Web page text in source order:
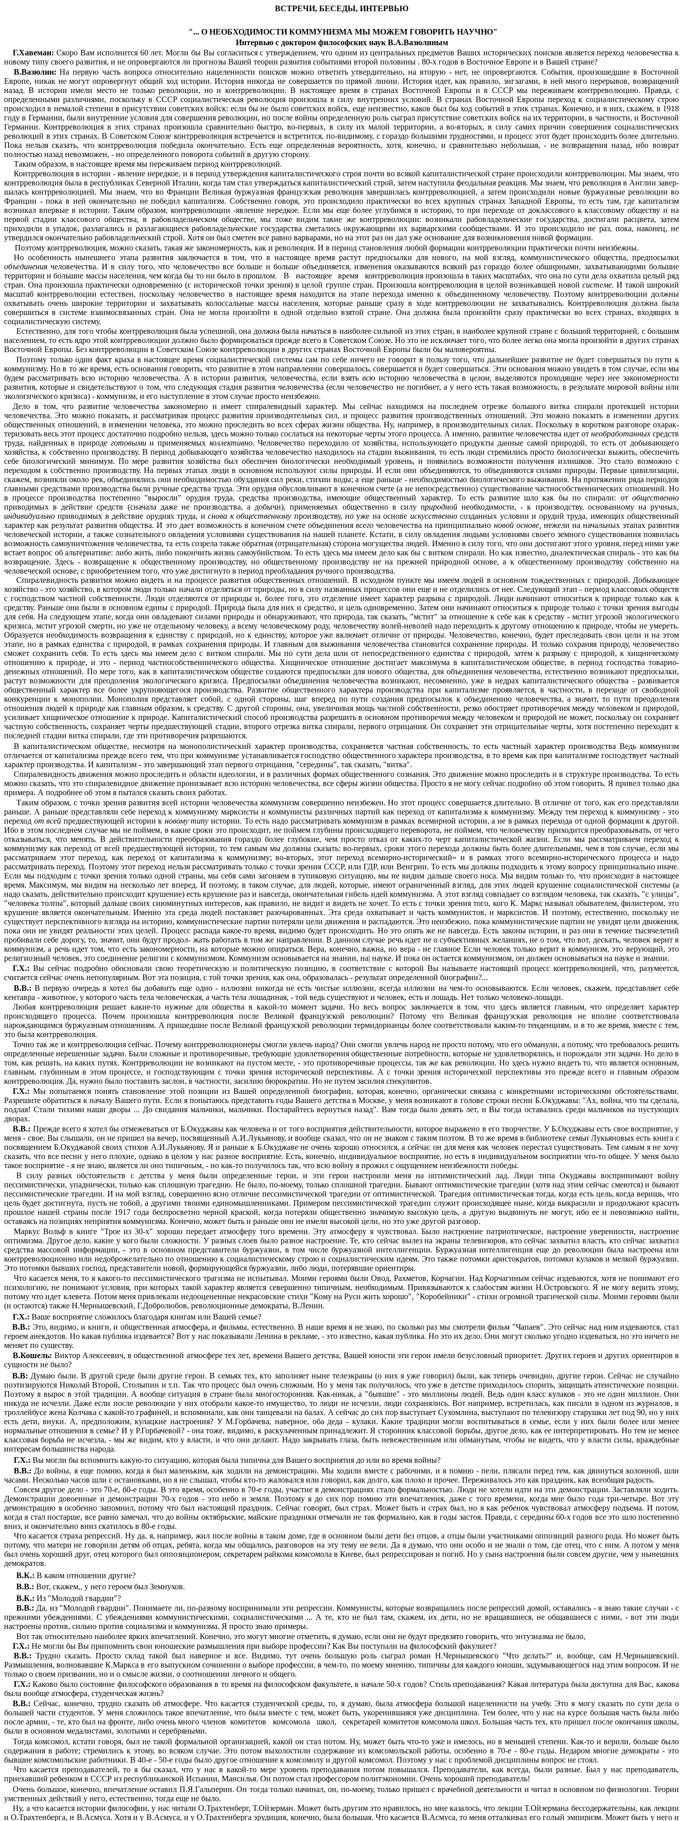
ВСТРЕЧИ, БЕСЕДЫ, ИНТЕРВЬЮ
"... О НЕОБХОДИМОСТИ КОММУНИЗМА МЫ МОЖЕМ ГОВОРИТЬ НАУЧНО"
Интервью с доктором философских наук В.А.Вазюлиным
Г.Хавеман: Скоро Вам исполнится 60 лет. Могли бы Вы согласиться с утверждением, что одним из централь­ных предметов Ваших исторических поисков является переход человечества к
новому типу своего развития, и не опровергаются ли прогнозы Вашей теории развития событиями второй половины . 80-х годов в Восточное Европе и в Вашей стране?
В.Вазюлин: На первую часть вопроса относительно нацеленности поисков можно ответить утвердительно, на вторую - нет, не опровергаются. События, произошед­шие в Восточной
Европе, никак не могут опровергнут общий ход истории. История никогда не совершается по прямой линии. История идет, как правило, зигзагами, в ней много перерывов, возвращений
назад. В истории имели место не только революции, но и контрреволюции. В настоящее время в странах Восточной Европы и в СССР мы переживаем контрреволюцию. Правда, с
определенными различиями, поскольку в СССР социалистическая революция произошла в силу внутренних условий. В странах Восточной Европы переход к социалистическому строю
происходил в немалой степени в присутствии советских войск: если бы не было советских войск, еще неизвестно, каков был бы ход событий в этик странах. Конечно, и в них, скажем, в 1918
году в Германии, были внутренние условия для совершения революции, но после войны определенную роль сыграл присутствие советских войск на их территории, в частности, и Восточной
Германии. Контрреволюция в этих странах произошла сравнительно быстро, во-первых, в силу их малой территории, а во-вторых, в силу самих причин совершения социалистических
революций в этих странах. В Советском Союзе контрреволюция встречается и встретится, по-видимому, с гораздо большими трудностями, и процесс этот будет происходить более длительно.
Пока нельзя сказать, что контрреволюция победила окончательно. Есть еще определенная вероят­ность, хотя, конечно, и сравнительно небольшая, - не возвращения назад, ибо возврат
полностью назад невоз­можен, - но определенного поворота событий в другую сторону.
Таким образом, в настоящее время мы переживаем период контрреволюций.
Контрреволюция в истории - явление нередкое, и в период утверждения капиталистического строя почти во всякой капиталистической стране происходили контрре­волюции. Мы знаем, что
контрреволюция была в рес­публиках Северной Италии, когда там стал утверждать­ся капиталистический строй, затем наступила феодаль­ная реакция. Мы знаем, что революция в Англии завер­
шалась контрреволюцией. Мы знаем, что во Франции Великая буржуазная французская революция заверши­лась контрреволюцией, а затем происходили новые буржуазные революции во
Франции - пока в ней окон­чательно не победил капитализм. Собственно говоря, это происходило практически во всех крупных странах Западной Европы, то есть там, где капитализм
возникал впервые в истории. Таким образом, контрреволюции -явление нередкое. Если мы еще более углубимся в исто­рию, то при переходе от доклассового к классовому обществу и на
первой стадии классового общества, в рабовладельческом обществе, мы тоже видим такие же контрреволюции: возникали рабовладельческие госу­дарства, достигали расцвета, затем
приходили в упадок, разлагались и разлагающиеся рабовладельческие госу­дарства сметались окружающими их варварскими сооб­ществами. И это происходило не раз, пока, наконец, не
утвердился окончательно рабовладельческий строй. Хотя он был сметен все равно варварами, но на этот раз он дал уже основание для возникновения новой формации.
Поэтому контрреволюция, можно сказать, такая же закономерность, как и революция. И в период становления любой формации контрреволюции практически почти неизбежны.
Но особенность нынешнего этапа развития заклю­чается в том, что в настоящее время растут предпосылки для нового, на мой взгляд, коммунистического общества, предпосылки
объединения человечества. И в силу того, что человечество все больше и больше объединяется, изменения оказываются всякий раз гораздо более обширными, захватывающими большие
территории и большие массы населения, чем когда бы то ни было в прошлом.
В настоящее время
контрреволюция произошла в таких масштабах, что она по сути дела охватила целый ряд
стран. Она произошла практически одновременно (с исторической точки зрения) в целой группе стран. Произошла контрреволюция в целой возникавшей новой системе. И такой широкий
масштаб контрреволюции естествен, поскольку человечество в настоящее время находится на этапе перехода именно к объединенному человечеству. Поэтому контрреволюции должны
охватывать очень широкие территории и захватывать колоссальные массы населения, которые раньше сразу в ходе контрреволюции не захватывались. Контрреволюция должна была
совершиться в системе взаимосвязанных стран. Она не могла произойти в одной отдельно взятой стране. Она должна была произойти сразу практически во всех странах, входящих в
социалистическую систему.
Естественно, для того чтобы контрреволюция была успешной, она должна была начаться в наиболее силь­ной из этих стран, в наиболее крупной стране с большой территорией, с большим
населением, то есть ядро этой контрреволюции должно было формироваться прежде всего в Советском Союзе. Но это не исключает того, что более легко она могла произойти в других странах
Восточной Европы. Без контрреволюции в Советском Союзе контрреволюции в других странах Восточной Европы были бы маловероятны.
Поэтому только один факт краха в настоящее время социалистической системы сам по себе ничего не говорит в пользу того, что дальнейшее развитие не будет совершаться по пути к
коммунизму. Но в то же время, есть основания говорить, что развитие в этом направле­нии совершалось, совершается и будет совершаться. Эти основания можно увидеть в том случае, если мы
будем рассматривать всю историю человечества. А в истории развития, человечества, если взять всю историю человечества в целом,
выделяются проходящие через нее закономерности
развития, которые и свидетельствуют о том, что следующая стадия развития человечества (если человечество не погибнет, а у него есть такая возмож­ность, в результате мировой войны или
экологического кризиса) - коммунизм, и его наступление в этом случае просто неизбежно.
Дело в том, что развитие человечества закономерно и имеет спиралевидный характер. Мы сейчас находимся на последнем отрезке большого витка спирали протекшей истории
человечества. Это можно показать, и рассматри­вая процесс развития производительных сил, и процесс развития производственных отношений. Это можно показать в изменении других
общественных отношений, в изменении человека, это можно проследить во всех сферах жизни общества. Ну, например, в производи­тельных силах. Поскольку в коротком разговоре охарак­
теризовать весь этот процесс достаточно подробно нельзя, здесь можно только сослаться на некоторые черты этого процесса. А именно, развитие человечества идет от необработанныхсредств
труда, найденных в природе готовымии применяемых коллективно. Чело­вечество переходило от хозяйства, использующего про­дукты данные самой природой, то есть от добывающего
хозяйства, к собственно производству. В период добы­вающего хозяйства человечество находилось на стадии выживания, то есть люди стремились просто биологи­чески выжить, обеспечить
себе биологический минимум. По мере развития хозяйства был обеспечен биологически необходимый уровень, и появились возможности получе­ния излишков. Это стало возможно с
переходом к собственно производству. На первых этапах люди в основном используют силы природы. И если они объединяются, то объединяются силами природы. Первые циви­лизации,
скажем, возникли около рек, объединялись они необходимостью обуздания сил реки, стихии воды; а еще раньше - необходимостью биологического выживания. На протяжении ряда периодов
главными средствами производства были ручные средства труда. Эти орудия обусловливают в конечном счете (а не непосредственно) существование частнособственнических отношений. Но
в процессе производства постепенно "выросли" орудия труда, средства производства, имеющие общественный характер. То есть развитие шло как бы по спирали: от общественно
приводимых в действие средств (сначала даже не производства, а добычи), применяемых общест­венно в силу природной необходимости, - к производст­ву, основанному на ручных,
индивидуально приводимых в действие орудиях труда, иснова к общественному производству, но уже на основе искусственносозданных условии и орудий труда, имеющих общественный
харак­тер как результат развития общества. И это дает возможность в конечном счете объединениявсего чело­вечества на принципиально новой основе, нежели на начальных этапах развития
человеческой истории, а также сознательного овладения условиями существова­ния на нашей планете. Кстати, в силу овладения людьми условиями своего земного существования поя­вилась
возможность самоуничтожения человечества, та есть созрела также обратная (отрицательная) сторона могущества людей. Именно в силу того, что они достигают этого уровня, перед ними уже
встает вопрос об альтернативе: либо жить, либо покончить жизнь самоубийством. То есть здесь мы имеем дело как бы с витком спирали. Но как известно, диалектическая спираль - это как бы
возвращение. Здесь - возвращение к общественному производству, но общественному производству не на прежней природной основе, а к общественному производству собственно на
человеческой основе, с приобретением того, что уже достигнуто в период преобладания ручного производства.
Спиралевидность развития можно видеть и на процессе развития общественных отношений. В исходном пункте мы имеем людей в основном тождественных с природой. Добывающее
хозяйство - это хозяйство, в ко­тором люди только начали отделяться от природы, но в силу названных процессов они еще и не отделились от нее. Следующий этап - период классовых обществ
с гос­подством частной собственности. Люди отделяются от природы и, более того, это отделение имеет характер разрыва с природой. Люди начинают относиться к при­роде только как к
средству. Раньше они были в основ­ном едины с природой. Природа была для них и средст­во, и цель одновременно. Затем они начинают относить­ся к природе только с точки зрения выгоды
для себя. На следующем этапе, когда они овладевают силами природы и обнаруживают, что природа, так сказать, "мстит" за отношение к себе как к средству - мстит угрозой экологического
кризиса, мстит угрозой смерти, но уже не отдельному человеку, а всему человеческому роду, человечеству волей-неволей надо переходить к другому отношению к природе, чтобы не умереть.
Обра­зуется необходимость возвращения к единству с приро­дой, но к единству, которое уже включает отличие от природы. Человечество, конечно, будет преследовать свои цели и на этом
этапе, но в рамках единства с природой, в рамках сохранения природы. И главным для выживания человечества становится сохранение приро­ды. И только сохраняя природу, человечество
сможет сохранить себя. То есть здесь мы имеем дело с витком спирали. Мы по сути дела шли от непосредственного единства с природой, затем к разрыву с природой, к хищническому
отношению к природе, и это - период частнособственнического общества. Хищническое отно­шение достигает максимума в капиталистическом об­ществе, в период господства товарно-
денежных отно­шений. По мере того, как в капиталистическом обществе создаются предпосылки для нового общества, для объе­динения человечества, естественно возникают предпо­сылки,
растут возможности для преодоления экологичес­кого кризиса. Предпосылки объединения человечества возникают, несомненно, уже в недрах капиталистичес­кого общества - развивается
общественный характер все более укрупняющегося производства. Развитие общест­венного характера производства при капитализме проявляется, в частности, в переходе от свободной
конкуренции к монополии. Монополия представляет собой, с одной стороны, шаг вперед по пути создания предпосылок к объединению человечества, а значит, то пути преодоления
отношения людей к природе как главным образом, к средству. С другой стороны, она, увеличивая мощь частной собственности, резко обост­ряет противоречия между человеком и природой,
усиливает хищническое отношение к природе. Капита­листический способ производства разрешить в основном противоречия между человеком и природой не может, поскольку он сохраняет
частную собственность, сохра­няет черты предшествующей стадии, второго отрезка витка спирали, первого отрицания. Он сохраняет эти отрицательные черты, хотя постепенно переходит к
последней стадии витка спирали, где эти противоречия разрешаются.
В капиталистическом обществе, несмотря на монополистический характер производства, сохраняется частная собственность, то есть частный характер производства Ведь коммунизм
отличается от капитализма прежде все­го тем, что при коммунизме устанавливается господство общественного характера производства, в то время как при капитализме господствует частный
характер произ­водства. И капитализм - это завершающий этап первого отрицания, "середины", так сказать, "витка".
Спиралевидность движения можно проследить и области идеологии, и в различных формах общественного сознания. Это движение можно проследить и в структуре производства. То есть
можно сказать, что это спиралевидное движение пронизывает всю историю человечества, все сферы жизни общества. Просто я не могу сейчас подробно об этом говорить. Я привел только два
примера. А подробнее об этом я пытался сказать своих работах.
Таким образом, с точки зрения развития всей истории человечества коммунизм совершенно неизбежен. Но этот процесс совершается длительно. В отличие от того, как его представляли
раньше. А раньше представляли себе переход к коммунизму марксисты и коммунисты различных партий как переход от капитализма к комму­низму. Между тем переход к коммунизму - это
переход от всей предшествующей истории к новому типу исто­рии. То есть надо рассматривать коммунизм в рамках всемирной истории, а не в рамках перехода от одной формации к другой.
Ибо в этом последнем случае мы не поймем, в какие сроки это происходит, не поймем глу­бины происходящего переворота, не поймем, что челове­честву приходится преобразовывать, от чего
отказы­ваться, что менять. В действительности преобразования гораздо более глубокие, чем просто отказ от каких-то черт капиталистической жизни. Если мы рассматриваем переход к
коммунизму как переход от всей предшест­вующей истории, то тем самым мы должны сказать: во-первых, сроки этого перехода должны быть более длительными, чем в том случае, если мы
рассматриваем этот переход, как переход от капитализма к коммунизму; во-вторых, этот переход всемирно-исторический» и в рамках этого всемирно-исторического процесса и надо
рассматривать переход. Поэтому этот переход нель­зя рассматривать только с точки зрения СССР, или ГДР, или Венгрии. То есть мы должны подходить к это­му вопросу принципиально иначе.
Если мы подходим с точки зрения только одной страны, мы себя сами заго­няем в тупиковую ситуацию, мы не видим дальше свое­го носа. Мы видим только то, что происходит в настоя­щее
время. Максимум, мы видим на несколько лет вперед. И поэтому, в таком случае, для людей, которые, имеют ограниченный взгляд, для этих людей крушение социалистической системы (а
надо сказать, действитель­но происходит крушение) есть крушение раз и навсегда, окончательная гибель идей коммунизма. А этот взгляд совпадает со взглядом человека, так сказать, "с улицы",
"человека толпы", который дальше своих сиюминутных интересов, как правило, не видит и видеть не хочет. То есть с точки зрения того, кого К. Маркс называл обыва­телем, филистером, это
крушение является окончательным. Именно эта среда людей поставляет разочарован­ных. Эта среда охватывает и часть коммунистов, и марксистов. И поэтому, естественно, поскольку не
существует перспективного взгляда на историю, коммунистические партии потеряли цели движения и распа­даются. Это неизбежно, пока коммунистические партии не увидят цели движения,
пока они не увидят реальнос­ти этих целей. Процесс распада какое-то время, видимо будет происходить. Но это опять же не навсегда.Есть законы истории, и раз они в течение тысячелетий
пробивали себе дорогу, то, значит, они будут продол- жать работать в том же направлении. В данном случае речь идет не о субъективных желаниях, не о том, что вот, дескать, человек верит в
коммунизм, а речь идет том, что есть закономерности, на которые можно опираться. Вера, конечно, важна, но вера - не главное Если человек только верит в коммунизм, это верующий, это
религиозный человек, это соединение религии с коммунизмом. Коммунизм основывается на знании, на| науке. И пока он остается коммунизмом, он должен основываться на науке и знании.
Г.Х.: Вы сейчас подробно обосновали свою теорети­ческую и политическую позицию, в соответствие с которой Вы называете настоящий процесс контрреволю­цией, что, разумеется,
считается сейчас очень непопу­лярным. Вот эта позиция, с той точки зрения, как она, образовалась - результат определенной биографии?...
В.В.: В первую очередь я хотел бы добавить еще одно - иллюзии никогда не есть чистые иллюзии, всегда иллюзии на чем-то основываются. Если человек, скажем, представляет себе
кентавра - животное, у которого часть тела человеческая, а часть тела лошадиная, - той ведь существуют и человек, есть и лошадь. Нет только человеко-лошади.
Любая контрреволюция решает какие-то нужные для общества в какой-то момент задачи. Но весь вопрос заключается в том, что здесь является главным, что определяет характер
происходящего процесса. Почем произошла контрреволюция после Великой французской революции? Потому что Великая французская револю­ция не вполне соответствовала
нарождающимся бур­жуазным отношениям. А пришедшие после Великой французской революции термидорианцы более соот­ветствовали каким-то тенденциям, и в то же время, вместе с тем,
это была контрреволюция.
Точно так же и контрреволюция сейчас. Почему контрреволюционеры смогли увлечь народ? Они смогли увлечь народ не просто потому, что его обманули, а потому, что требовалось решить
определенные нере­шенные задачи. Были сложные и противоречивые, тре­бующие удовлетворения общественные потребности, ко­торые не удовлетворялись, и порождали эти задачи. Но дело в
том, как решать, на каких путях. Контрреволю­ции не возникают на пустом месте, - это противоречи­вые процессы, так же как революции. Но здесь нужно видеть то, что является основным,
главным, глубинным в этом процессе, и господствующим с точки зрения исторической перспективы. А с точки зрения историчес­кой перспективы это прежде всего и главным образом
контрреволюция. Да, нужно было поставить заслон, в частности, засилию бюрократии. Но не путем засилия спекулянтов.
Г.Х.: Мы попытаемся понять становление этой позиции из Вашей определенной биографии, которая, конечно, органически связана с конкретными историчес­кими обстоятельствами.
Разрешите обратиться к началу Вашего пути. Если я попытаюсь представить годы Вашего детства в Москве, у меня возникают в голове строки песни Б.Окуджавы: "Ах, война, что ты сделала,
подлая! Стали тихими наши дворы ... До свидания маль­чики, мальчики. Постарайтесь вернуться назад". Вам тогда было девять лет, и Вы тогда оставались среди мальчиков на пустующих
дворах.
В.В.: Прежде всего я хотел бы отмежеваться от Б.Окуджавы как человека и от того восприятия действи­тельности, которое выражено в его творчестве. У Б.Окуджавы есть свое восприятие, у
меня - свое. Вы слышали, он не пришел на вечер, посвященный А.И.Лукьянову, и вообще сказал, что он не знаком с таким поэтом. В то же время в библиотеке семьи Лукья­новых есть книга с
посвящением Б.Окуджавой своих стихов А.И.Лукьянову. Я и раньше к Б.Окуджаве не очень хорошо относился, а сейчас он для меня как человек перестал существовать. Тем самым я не хочу
сказать, что все песни у него плохие, однако в целом у нас разное восприятие. Есть, конечно, индивидуальное восприятие, но есть в индивидуальном восприятии что-то общее. У меня было
такое восприятие - я не знаю, является ли оно типичным, - но как-то получилось так, что всю войну я прожил с ощущением неизбежности победы.
В силу разных обстоятельств с детства у меня были определенные герои, и эти герои настроили меня на оптимистический лад. Люди типа Окуджавы восприни­мают войну
пессимистически, упаднически, только как сплошную трагедию. Не было, по-моему, только сплош­ной трагедии. Бывают оптимистические трагедии (хотя над этим сейчас смеются) и бывают
пессимистические трагедии. И на мой взгляд, совершенно ясно отличие пессимистической трагедии от оптимистической. Траге­дия оптимистическая тогда, когда есть цель, когда веришь, что
цель будет достигнута, пусть не тобой, а другими твоими единомышленниками. Примером пессимистической трагедии служит происходящее ныне, когда выкрасили и продолжают красить
прошлое нашей стра­ны после 1917 года беспросветно черной краской, когда потеряли общественно значимую высокую цель, а дру­гую выдвинуть не могут, ибо ее и невозможно найти,
оставаясь на позициях неприятия коммунизма. Конечно, может быть и раньше они не имели высокой цели, но это уже другой разговор.
Маркус Вольф в книге "Трое из 30-х" хорошо пере­дает атмосферу того времени. Эту атмосферу я чувство­вал. Было настроение патриотическое, настроение уве­ренности, настроение
оптимизма. Другое дело, какие у кого были сложности. У разных слоев было разное настроение. Те, кто сейчас вылез на экраны телевизоров, кто сейчас захватил власть, кто сейчас захватил
средства массовой информации, - это в основном предс­тавители буржуазии, в том числе буржуазной интелли­генции. Буржуазная интеллигенция еще до революции была настроена или
контрреволюционно или недоброже­лательно по отношению к социалистическому строю и социалистическим идеям. Это также потомки аристокра­тов, потомки кулаков и мелкой буржуазии.
Это потомки бывших господ, представители новой, формирующейся буржуазии, либо люди, потерявшие ориентиры.
Что касается меня, то я какого-то пессимистического трагизма не испытывал. Моими героями были Овод, Рахметов, Корчагин. Над Корчагиным сейчас издеваются, хотя не понимают его
психологию, не понимают условия, при которых такой характер является севершенно типичным, необходимым. Привязываются к сла­бостям жизни Н.Островского. Я не могу верить этому,
потому что идет клевета. Потом меня привлекали недо­оцененные некрасовские стихи "Кому на Руси жить хорошо", "Коробейники" - стихи огромной трагической силы. Моими героями были
(и остаются) также Н.Чернышевский, Г.Добролюбов, революционные демо­краты, В.Ленин.
Г.Х.: Ваше восприятие сложилось благодаря книгам или Вашей семье?
В.В.: Это, видимо, и книги, и общественная атмо­сфера, и фильмы, естественно. В наше время я не знаю, по сколько раз мы смотрели фильм "Чапаев". Это сей­час над ним издеваются, стал
героем анекдотов. Но какая публика издевается? Вот у нас показывали Ленина в рекламе, - это известно, какая публика. Но это их дело. Они могут сколько угодно издеваться, но это ничего не
меняет по существу.
В.Кошель: Виктор Алексеевич, в общественной атмо­сфере тех лет, времени Вашего детства, Вашей юности эти герои имели безусловный приоритет. Других героев и других ориентиров в
сущности не было?
В.В: Думаю были. В другой среде были другие герои. В семьях тех, кто заполняет ныне телеэкраны (о них я уже говорил) были, как теперь очевидно, другие герои. Сейчас не случайно
поэтизируются Николай Второй, Столыпин и т.п. Так что процесс был очень сложным. Но у меня так получилось, что уже в детстве приходи­лось спорить, защищать атеистические позиции.
Поэто­му я вырос в этой традиции. А вообще ситуация в стра­не была многосторонняя. Как-никак, а "бывшие" - это миллионы людей. Ведь один класс кулаков - это не один миллион. Они
никуда не исчезли. Даже если после революции у них отобрали какое-то имущество, то люди не исчезли, люди сохранялись. Вот например, встрети­лась, как писали в одном из журналов, в
троллейбусе жена Колчака с какой-то графиней, и вспоминали, как они танцевали на балах. А сейчас до сих пор выступает Сухомлина, выступают по телевизору старушки лет под 90, но у них
есть дети, внуки. А, предположим, кулацкие настроения? У М.Горбачева, наверное, оба деда - кулаки. Какие традиции могли воспитываться в семье, если у них были более или менее
нормальные отношения в семье? И у Р.Горбачевой? - она тоже, видимо, к раскулаченным принадлежит. Я сторонник классовой борьбы, другое дело, как ее интерпретировать. Но тем не менее
классовая борьба не исчезла, - мы же видим, кто у власти, и что они делают. Надо закрывать глаза, быть невежественным или обманутым, чтобы не видеть, что у власти силы, враждебные
интересам боль­шинства народа.
Г.Х.: Вы могли бы вспомнить какую-то ситуацию, которая была типична для Вашего восприятия до или во время войны?
В.В.: До войны, я еще помню, когда я был малень­ким, как ходили на демонстрацию. Мы ходили вместе с рабочими, и я помню - пели, плясали перед тем, как двинуться колонной, шли
часами. Несколько часов шли с остановками, но я не слышал, чтобы кто-то жаловался или говорил, как долго, как плохо и прочее. Переживалось это как праздник, как всеобщая радость.
Совсем другое дело - это 70-е, б0-е годы. В это вре­мя, особенно в 70-е годы, участие в демонстрациях стало формальностью. Люди не хотели идти на эти демонстра­ции. Заставляли ходить.
Демонстрации довоенные и демонстрации 70-х годов - это небо и земля. Поэтому я до сих пор помню эти впечатления, даже с того времени, когда мне было года три-четыре. Вот эту
демонстрацию я особенно запомнил, потому что был настоящий праздник. Сейчас говорят, был страх. Может быть и страх был, но я как ребенок чувствовал атмосферу подъема. И потом,
когда я стал постарше, все равно замечал, что до войны октябрьские, майские праздники отмечали не так формально, как в годы застоя. Правда, с середины 60-х годов все это шло постепенно
вниз, и окончательно вниз скатилось в 80-е годы.
Что касается страха репрессий. Ну да, я, например, жил после войны в таком доме, где в основном были дети без отцов, а отцы были участниками оппозиций разного рода. Но может быть
потому, что матери не говорили детям об отцах, ребята, когда мы общались, разговоров на эту тему не вели. Да я думаю, что они особо и не знали о том, где отец, что с ним. А потом у меня
был очень хороший друг, отец которого был оппо­зиционером, секретарем райкома комсомола в Киеве, был репрессирован и погиб. Но у сына настроения были совсем другие, чем у нынешних
демократов.
В.К.: В каком отношении другие?
В.В.: Вот, скажем,, у него героем был Земнухов.
В.К.: Из "Молодой гвардии"?
В.В.: Да, из "Молодой гвардии". Понимаете ли, по-разному воспринимали эти репрессии. Коммунисты, которые возвращались после репрессий домой, остава­лись - я знаю такие случаи - с
прежними убеждениями. С убеждениями коммунистическими, социалистически­ми ... А те, кто не был там, скажем, их дети, но не вращавшиеся, не общавшиеся с ними, - вот эти люди
настроены против, сильно против социализма и комму­низма. Я просто знаю примеры.
Вот так относительно наиболее ярких впечатлений. Конечно, это могут многие отметить, я думаю, если они не будут предвзято говорить, что энтузиазма не было,
Г.Х.: Не могли бы Вы припомнить свои юношеские размышления при выборе профессии? Как Вы поступали на философский факультет?
В.В.: Трудно сказать. Просто склад такой был навер­ное и все. Видимо, тут очень большую роль сыграл роман Н.Чернышевского "Что делать?" и, вообще, сам Н.Чернышевский.
Размышления, волновавшие К.Маркса в его выпускном сочинении о выборе профессии, в чем-то, по моему мнению, типичны для каждого юноши, задумывающегося над этим вопросом. И не
только о своем призвании, но и о смысле жизни, о соотношении личного и общего.
Г.Х.: Каково было состояние философского образова­ния в то время на философском факультете, в начале 50-х годов? Стиль преподавания? Какая литература была доступна для Вас, какова
была вообще атмосфера, студенческая жизнь?
В.В.: Сейчас, конечно, трудно сказать об атмосфере. Что касается студенческой среды, то, я думаю, была атмосфера большой нацеленности на учебу. Это я могу сказать по сути дела о
большей части студентов. У меня сложилось такое впечатление, что была вместе с тем, может быть, укоренившаяся уже дисциплина. Тем более, что у нас на курсе большая часть была либо
после армии, - те, кто был на фронте, либо очень много членов комитетов комсомола школ,
секретарей комитетов комсомола школ. Большая часть тех, кто пришел после окончания школы,
были в основном медалистами, золотыми и серебряными.
Тогда комсомол, кстати говоря, был не такой фор­мальной организацией, какой он стал потом. Ну, может быть что-то уже и имелось, но в меньшей степени. Как-то и верили, больше было
содержания в работе; стреми­лись к этому, во всяком случае. Это потом выхолостили содержание из комсомольской работы, особенно в 70-е - 80-е годы. Недаром многие демократы - это
бывшие комсомольские работники. В 40-е - 50-е годы было дру­гое отношение к комсомолу и другой комсомол. Поэтому у нас с проблемой дисциплины вопрос не стоял.
Что касается преподавателей, то я бы сказал, что у нас в какой-то мере уровень преподавания потом повы­шался. Преподаватели, как всегда, были разные. Был у нас преподаватель,
приехавший ребенком в СССР из республиканской Испании, Мансилья. Он потом стал профессором политэкономии. Очень хороший преподава­тель!
Очень большое, конечно, впечатление оставил П.Я.Гальперин. Он тогда только начинал, он, по-моему, только пришел с врачебной деятельности и читал в основном по физиологии. Теории
умственных действий у него, естественно, тогда еще не было.
Ну, а что касается истории философии, у нас читали О.Трахтенберг, Т.Ойзерман. Может быть другим это нравилось, но мне казалось, что лекции Т.Ойзермана бессодержательны, как лекции
и О.Трахтенберга, и В.Асмуса. Хотя и у В.Асмуса, и у О.Трахтенберга эруди­ция, конечно, была большая. Что касается В.Асмуса, то меня отталкивал его голый эмпиризм. Может быть у него и